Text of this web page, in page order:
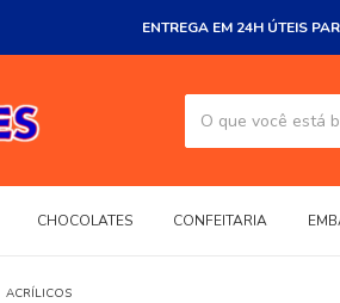
ENTREGA EM 24H ÚTEIS
CHOCOLATES CONFEITARIA
ACRÍLICOS